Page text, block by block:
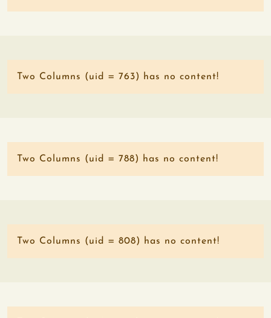
Two Columns (uid = 763) has no content!
Two Columns (uid = 788) has no content!
Two Columns (uid = 808) has no content!